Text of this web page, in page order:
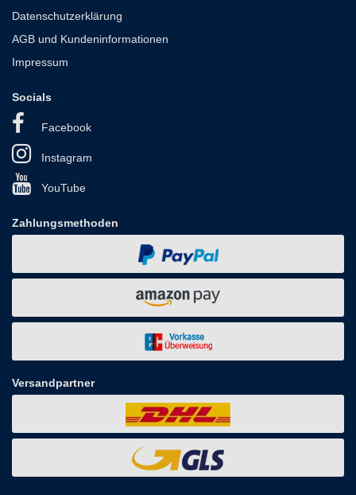
Datenschutzerklärung
AGB und Kundeninformationen
Impressum
Socials
Facebook
Instagram
YouTube
Zahlungsmethoden
Versandpartner